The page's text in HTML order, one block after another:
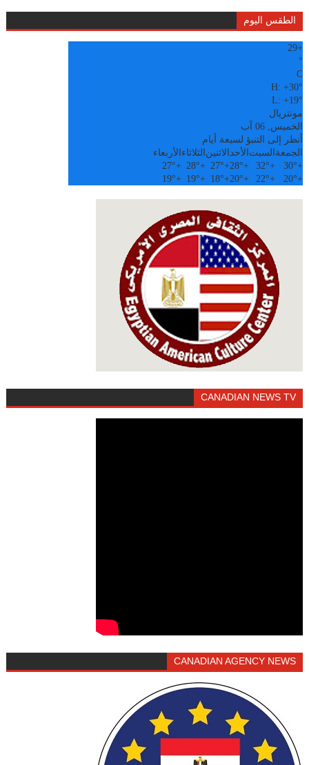
الطقس اليوم
+
29
°
C
H:+30°
L:+19°
مونتريال
الخميس, 06 آب
أنظر إلى التنبؤ لسبعة أيام
الجمعة السبت الأحدالاثنين الثلاثاء الأربعاء
+
30°
+
32°
+
28°
+
27°
+
28°
+
27°
+
20°
+
22°
+
20°
+
18°
+
19°
+
19°
CANADIAN NEWS TV
CANADIAN AGENCY NEWS